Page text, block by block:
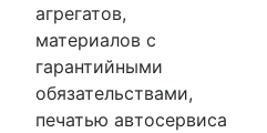
агрегатов,
материалов с
гарантийными
обязательствами,
печатью автосервиса